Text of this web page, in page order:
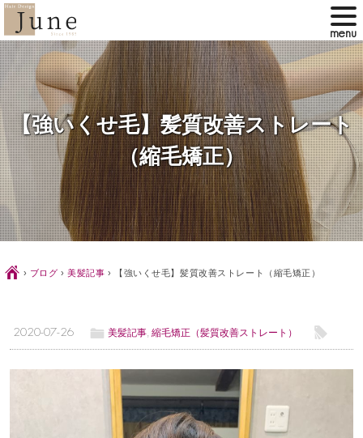
【強いくせ毛】髪質改善ストレート
（縮毛矯正）
Ç › ブログ ›美髪記事 › 【強いくせ毛】髪質改善ストレート（縮毛矯正）
2020-07-26 ë 美髪記事, 縮毛矯正（髪質改善ストレート） l